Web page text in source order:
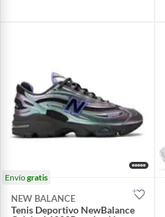
Envíogratis
NEW BALANCE
Tenis Deportivo NewBalance